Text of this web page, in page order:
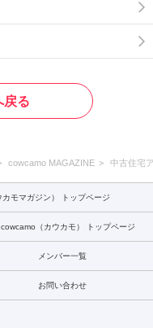
戻る
cowcamo MAGAZINE 中古住宅
モマガジン） トップページ
（カウカモ） トップページ
メンバー一覧
お問い合わせ